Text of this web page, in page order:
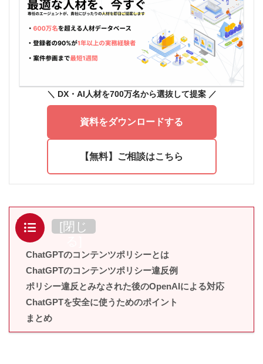
＼ DX・AI人材を700万名から選抜して提案／
資料をダウンロードする
【無料】ご相談はこちら
目次 [閉じ
ChatGPTのコンテンツポリシーとは
ChatGPTのコンテンツポリシー違反例
ポリシー違反とみなされた後のOpenAIによる対応
ChatGPTを安全に使うためのポイント
まとめ